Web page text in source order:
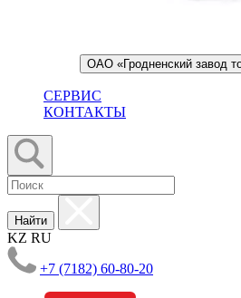
ОАО «Гродненский завод
СЕРВИС
КОНТАКТЫ
Найти
KZ RU
+7 (7182) 60-80-20